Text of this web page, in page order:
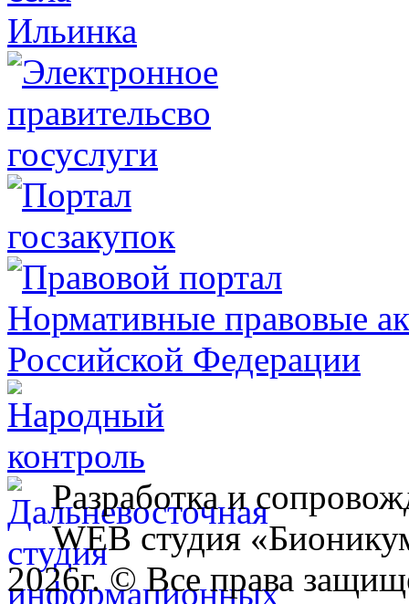
Разработка и
WEB студия
2026г. © Все права